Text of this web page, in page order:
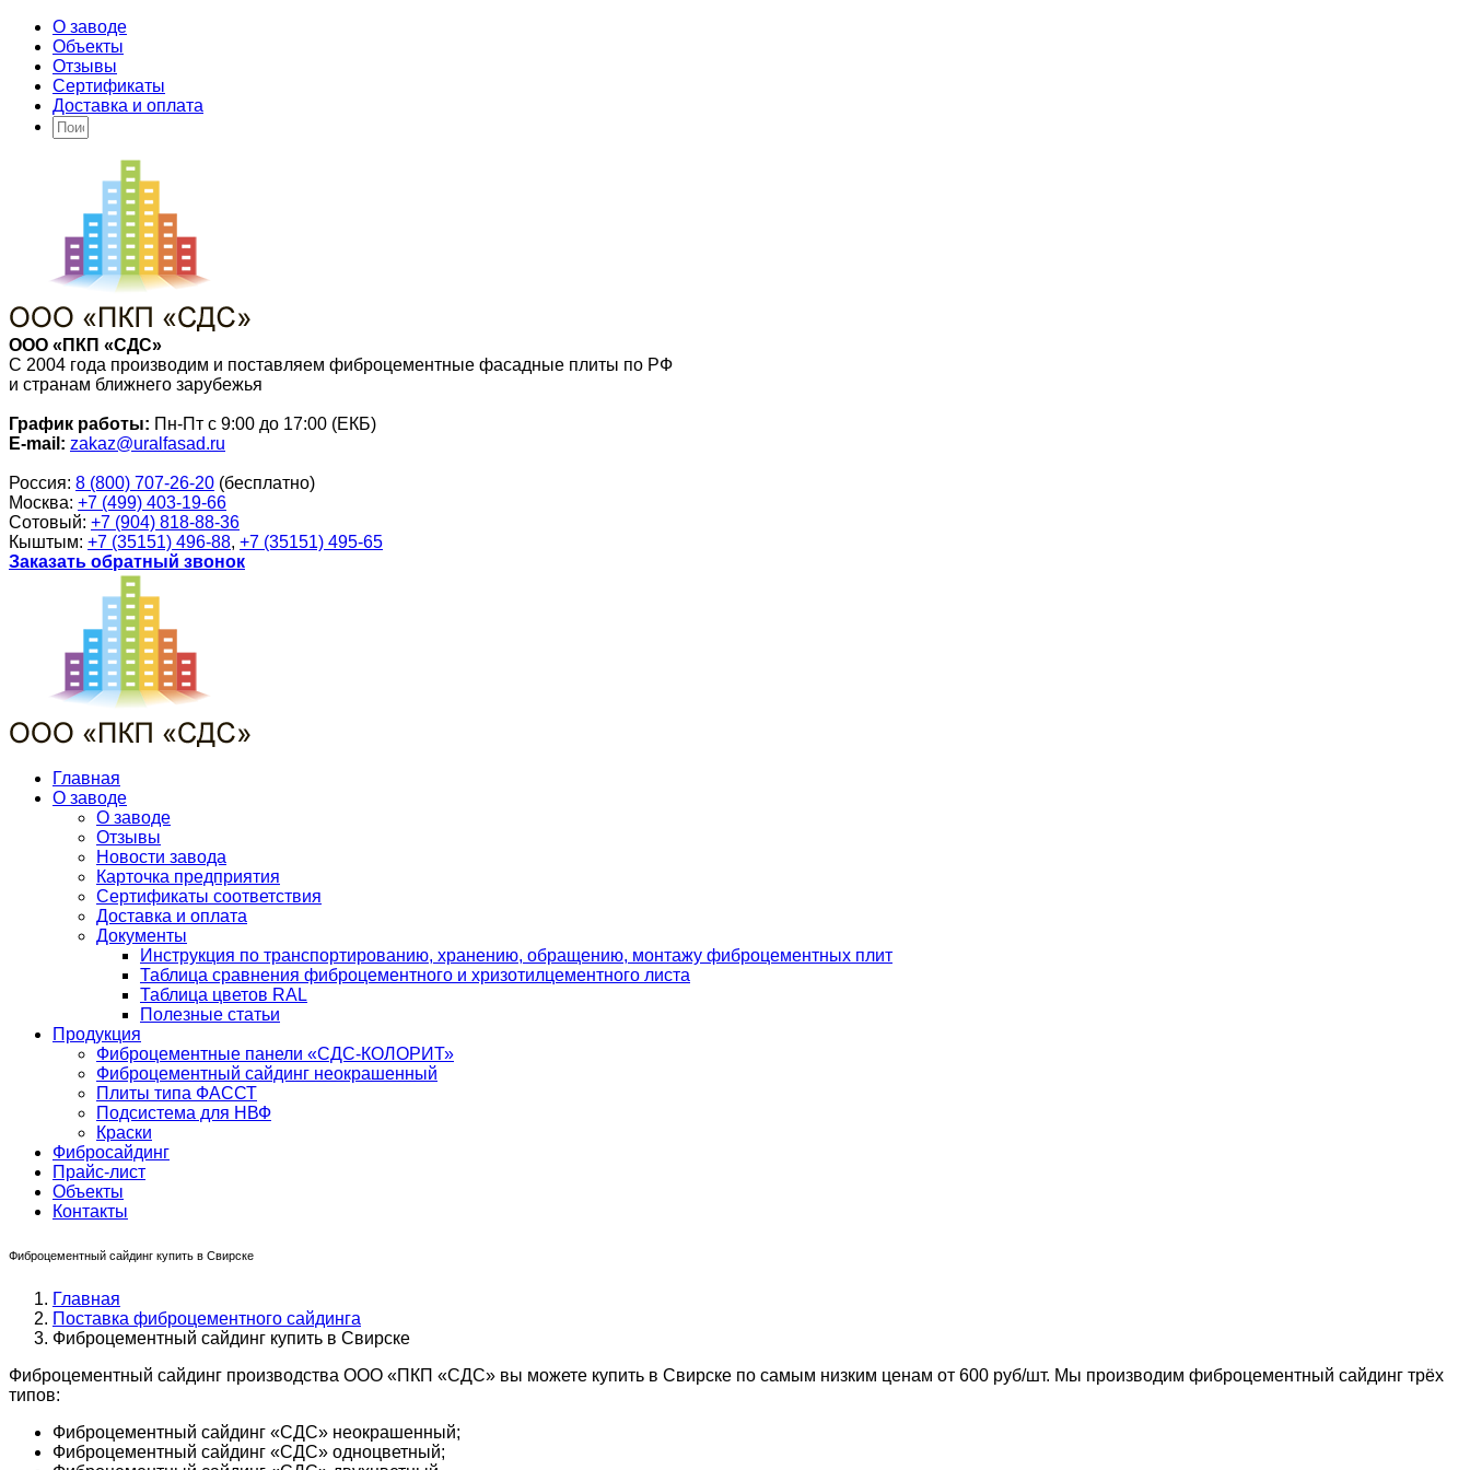
О заводе
Объекты
Отзывы
Сертификаты
Доставка и оплата
ООО «ПКП «СДС»
С 2004 года производим и поставляем фиброцементные фасадные плиты по РФ
и странам ближнего зарубежья
График работы: Пн-Пт с 9:00 до 17:00 (ЕКБ)
E-mail: zakaz@uralfasad.ru
Россия: 8 (800) 707-26-20 (бесплатно)
Москва: +7 (499) 403-19-66
Сотовый: +7 (904) 818-88-36
Кыштым: +7 (35151) 496-88, +7 (35151) 495-65
Заказать обратный звонок
Главная
О заводе
О заводе
Отзывы
Новости завода
Карточка предприятия
Сертификаты соответствия
Доставка и оплата
Документы
Инструкция по транспортированию, хранению, обращению, монтажу фиброцементных плит
Таблица сравнения фиброцементного и хризотилцементного листа
Таблица цветов RAL
Полезные статьи
Продукция
Фиброцементные панели «СДС-КОЛОРИТ»
Фиброцементный сайдинг неокрашенный
Плиты типа ФАССТ
Подсистема для НВФ
Краски
Фибросайдинг
Прайс-лист
Объекты
Контакты
Фиброцементный сайдинг купить в Свирске
Главная
Поставка фиброцементного сайдинга
Фиброцементный сайдинг купить в Свирске
Фиброцементный сайдинг производства ООО «ПКП «СДС» вы можете купить в Свирске по самым низким ценам от 600 руб/шт. Мы производим фиброцементный сайдинг трёх
типов:
Фиброцементный сайдинг «СДС» неокрашенный;
Фиброцементный сайдинг «СДС» одноцветный;